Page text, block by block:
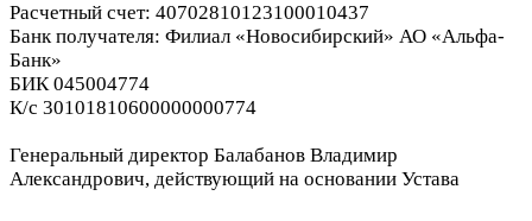
Расчетный счет: 40702810123100010437
Банк получателя: Филиал «Новосибирский» АО «Альфа-
Банк»
БИК 045004774
К/с 30101810600000000774
Генеральный директор Балабанов Владимир
Александрович, действующий на основании Устава